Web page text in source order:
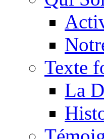
Texte
La